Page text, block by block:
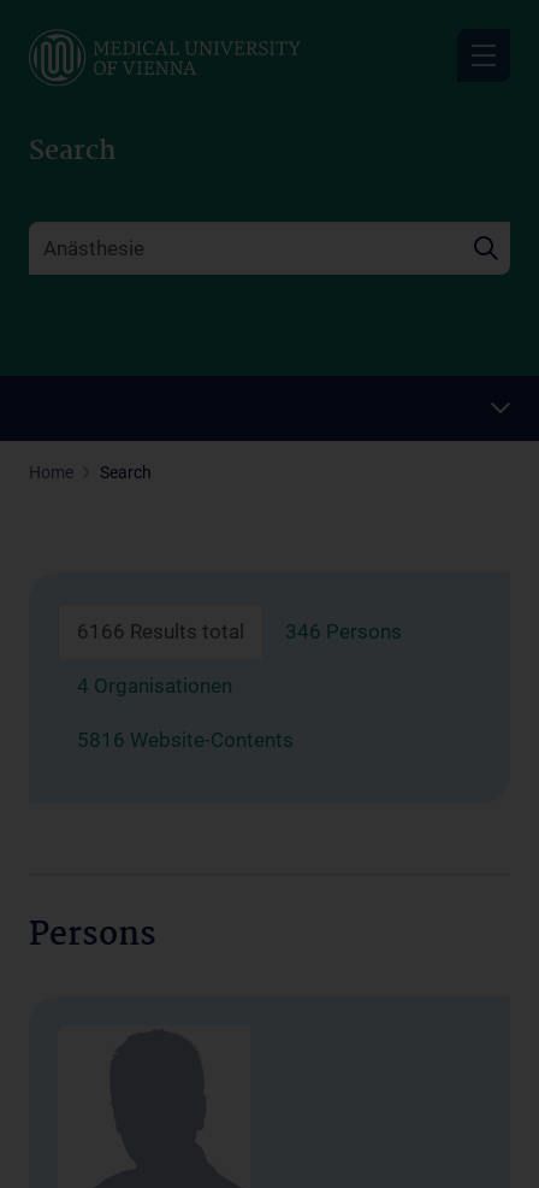
main
Search
Home Search
6166 Results total 346 Persons
4 Organisationen
5816 Website-Contents
Persons